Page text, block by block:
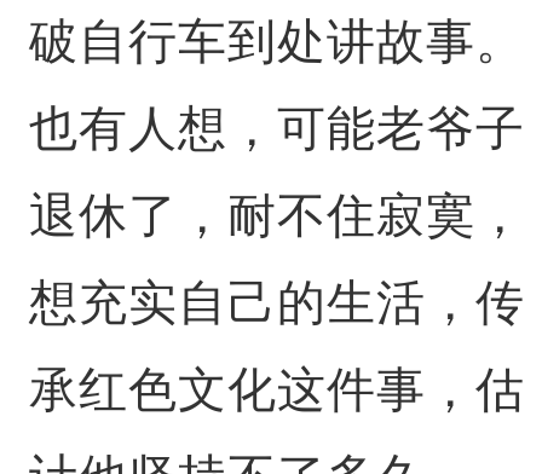
破自行车到处讲故事。
也有人想，可能老爷子
退休了，耐不住寂寞，
想充实自己的生活，传
承红色文化这件事，估